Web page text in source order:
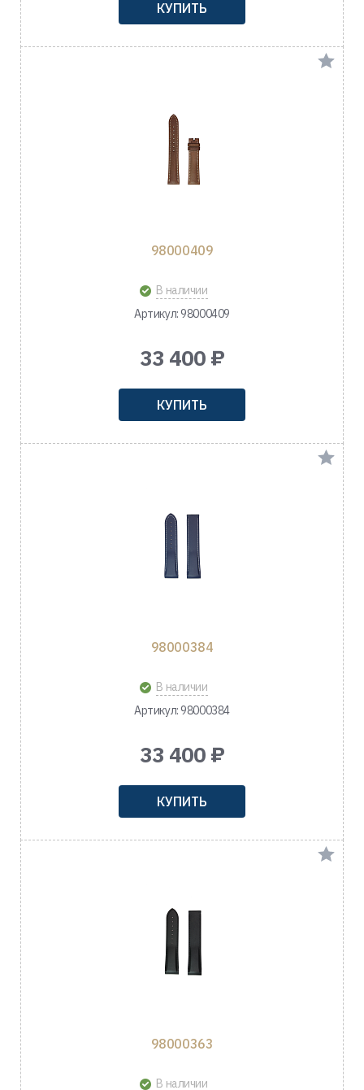
КУПИТЬ
98000409
В наличии
Артикул: 98000409
33 400 ₽
КУПИТЬ
98000384
В наличии
Артикул: 98000384
33 400 ₽
КУПИТЬ
98000363
В наличии